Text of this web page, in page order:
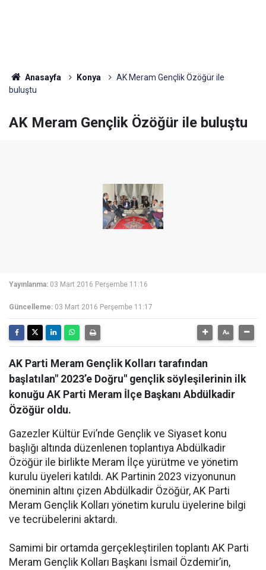
Anasayfa Konya
AK Meram Gençlik Özöğür ile
buluştu
AK Meram Gençlik Özöğür ile buluştu
Yayınlanma: 03 Mart 2016 Perşembe 11:16
Güncelleme: 03 Mart 2016 Perşembe 11:17
AK Parti Meram Gençlik Kolları tarafından
başlatılan" 2023’e Doğru" gençlik söyleşilerinin ilk
konuğu AK Parti Meram İlçe Başkanı Abdülkadir
Özöğür oldu.
Gazezler Kültür Evi’nde Gençlik ve Siyaset konu
başlığı altında düzenlenen toplantıya Abdülkadir
Özöğür ile birlikte Meram İlçe yürütme ve yönetim
kurulu üyeleri katıldı. AK Partinin 2023 vizyonunun
öneminin altını çizen Abdülkadir Özöğür, AK Parti
Meram Gençlik Kolları yönetim kurulu üyelerine bilgi
ve tecrübelerini aktardı.
Samimi bir ortamda gerçekleştirilen toplantı AK Parti
Meram Gençlik Kolları Başkanı İsmail Özdemir’in,